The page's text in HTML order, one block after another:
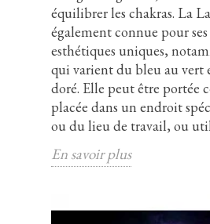
équilibrer les chakras. La
également connue pour
esthétiques uniques,
qui varient du bleu au vert
doré. Elle peut être portée
placée dans un endroit
ou du lieu de travail, ou
En savoir plus